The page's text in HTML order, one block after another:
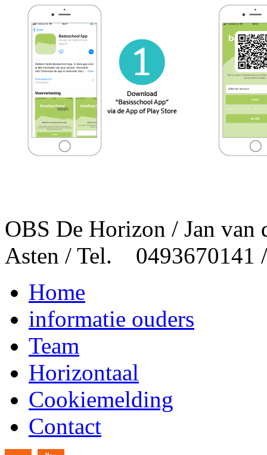
OBS De Horizon / Jan van
Asten / Tel. 0493670141
Home
informatie ouders
Team
Horizontaal
Cookiemelding
Contact